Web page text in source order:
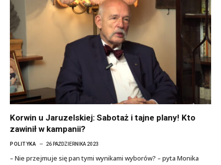
Korwin u Jaruzelskiej: Sabotaż i tajne plany! Kto
zawinił w kampanii?
POLITYKA 26 PAŹDZIERNIKA 2023
– Nie przejmuje się pan tymi wynikami wyborów? – pyta Monika